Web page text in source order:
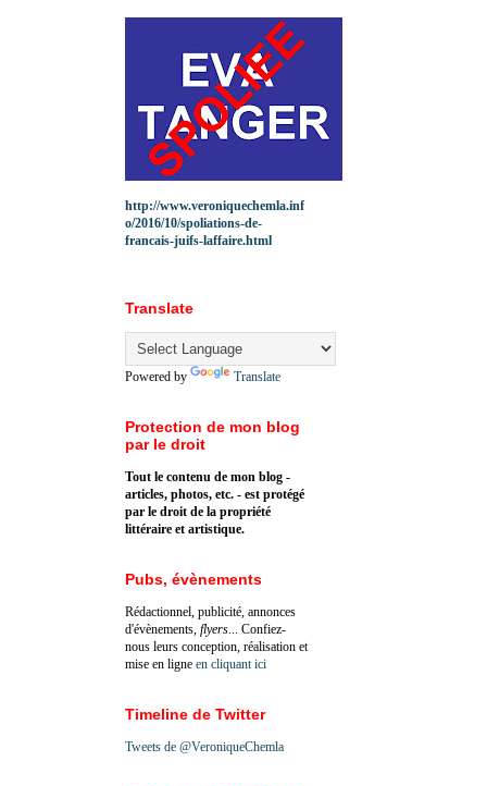
http://www.veroniquechemla.inf
o/2016/10/spoliations-de-
francais-juifs-laffaire.html
Translate
Powered by Translate
Protection de mon blog
par le droit
Tout le contenu de mon blog -
articles, photos, etc. - est protégé
par le droit de la propriété
littéraire et artistique.
Pubs, évènements
Rédactionnel, publicité, annonces
d'évènements, flyers ... Confiez-
nous leurs conception, réalisation et
mise en ligne en cliquant ici
Timeline de Twitter
Tweets de @VeroniqueChemla